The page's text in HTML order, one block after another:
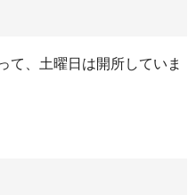
て、土曜日は開所していま